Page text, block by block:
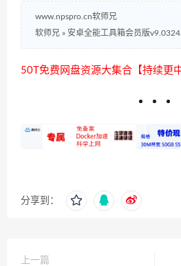
www.npspro.cn软师兄
软师兄 » 安卓全能工具箱会员版
50T免费网盘资源大集合【持续更
分享到：
上一篇